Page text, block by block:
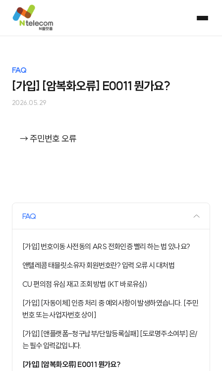
FAQ
[가입] [암복화오류] E0011 뭔가요?
2026.05.29
→ 주민번호 오류
FAQ
[가입] 번호이동 사전동의 ARS 전화인증 빨리 하는 법 있나요?
앤텔레콤 태블릿소유자 회원번호란? 입력 오류 시 대처법
CU 편의점 유심 재고 조회 방법 (KT 바로유심)
[가입] [자동이체] 인증 처리 중 예외사항이 발생하였습니다. [주민
번호 또는 사업자번호 상이]
[가입] [앤플랫폼-청구납부/단말등록실패] [도로명주소여부] 은/
는 필수 입력값입니다.
[가입] [암복화오류] E0011 뭔가요?